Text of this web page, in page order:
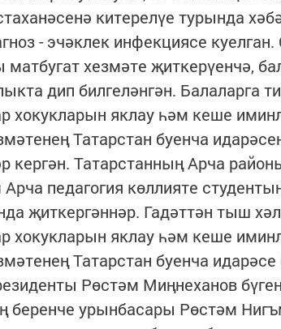
китерелүе турында
- эчәклек инфекциясе
хезмәте җиткерүенчә,
дип билгеләнгән. Балаларга
хокукларын яклау һәм кеше
Татарстан буенча
кергән. Татарстанның Арча
педагогия көллияте
җиткергәннәр. Гадәттән тыш
хокукларын яклау һәм кеше
Татарстан буенча
Рөстәм Миңнеханов
беренче урынбасары Рөстәм